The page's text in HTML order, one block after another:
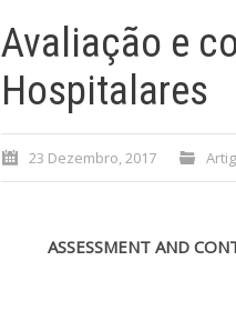
Avaliação e
Hospitalares
23 Dezembro, 2017
ASSESSMENT AND